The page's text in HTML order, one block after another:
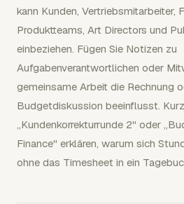
kann Kunden, Vertriebsmitarbeiter,
Produktteams, Art Directors und
einbeziehen. Fügen Sie Notizen zu
Aufgabenverantwortlichen oder
gemeinsame Arbeit die Rechnung
Budgetdiskussion beeinflusst.
„Kundenkorrekturrunde 2" oder
Finance" erklären, warum sich
ohne das Timesheet in ein